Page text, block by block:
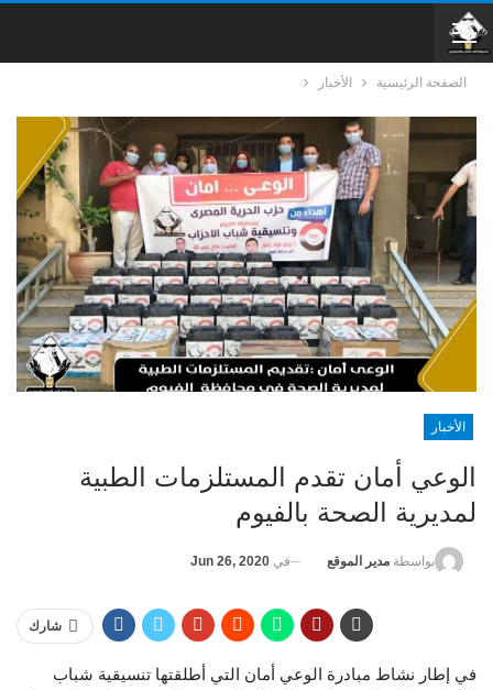
الصفحة الرئيسية الأخبار
الأخبار
الوعي أمان تقدم المستلزمات الطبية
لمديرية الصحة بالفيوم
بواسطة مدير الموقع في Jun 26, 2020
شارك
في إطار نشاط مبادرة الوعي أمان التي أطلقتها تنسيقية شباب